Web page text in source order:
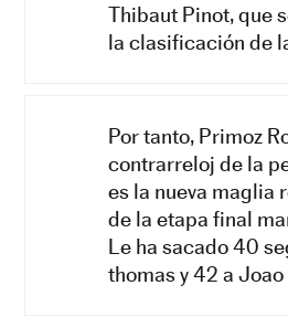
Thibaut Pinot, que
la clasificación de
Por tanto, Primoz
contrarreloj de la
es la nueva maglia
de la etapa final
Le ha sacado 40
thomas y 42 a